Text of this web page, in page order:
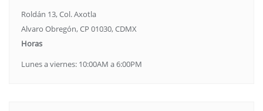
Roldán 13, Col. Axotla
Alvaro Obregón, CP 01030, CDMX
Horas
Lunes a viernes: 10:00AM a 6:00PM